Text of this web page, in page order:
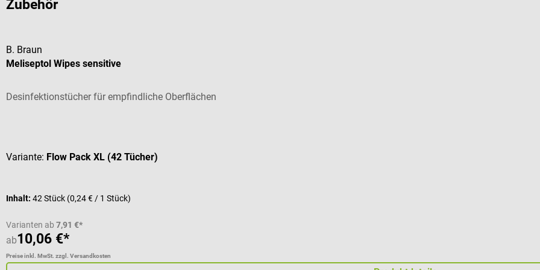
Zubehör
B. Braun
Meliseptol Wipes sensitive
Desinfektionstücher für empfindliche Oberflächen
Variante: Flow Pack XL (42 Tücher)
Inhalt: 42 Stück (0,24 € / 1 Stück)
Varianten ab 7,91 €*
ab10,06 €*
Preise inkl. MwSt. zzgl. Versandkosten